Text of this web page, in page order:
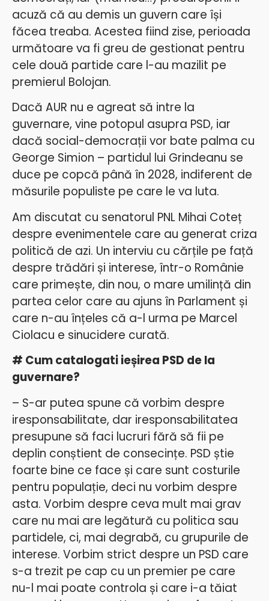
acuză că au demis un guvern care își
făcea treaba. Acestea fiind zise, perioada
următoare va fi greu de gestionat pentru
cele două partide care l-au mazilit pe
premierul Bolojan.
Dacă AUR nu e agreat să intre la
guvernare, vine potopul asupra PSD, iar
dacă social-democrații vor bate palma cu
George Simion – partidul lui Grindeanu se
duce pe copcă până în 2028, indiferent de
măsurile populiste pe care le va luta.
Am discutat cu senatorul PNL Mihai Coteț
despre evenimentele care au generat criza
politică de azi. Un interviu cu cărțile pe față
despre trădări și interese, într-o Românie
care primește, din nou, o mare umilință din
partea celor care au ajuns în Parlament și
care n-au înțeles că a-l urma pe Marcel
Ciolacu e sinucidere curată.
# Cum catalogati ieșirea PSD de la
guvernare?
– S-ar putea spune că vorbim despre
iresponsabilitate, dar iresponsabilitatea
presupune să faci lucruri fără să fii pe
deplin conștient de consecințe. PSD știe
foarte bine ce face și care sunt costurile
pentru populație, deci nu vorbim despre
asta. Vorbim despre ceva mult mai grav
care nu mai are legătură cu politica sau
partidele, ci, mai degrabă, cu grupurile de
interese. Vorbim strict despre un PSD care
s-a trezit pe cap cu un premier pe care
nu-l mai poate controla și care i-a tăiat